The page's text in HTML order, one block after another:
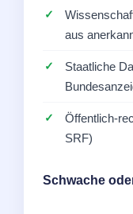
aus
Staatliche
Öffentlich-
SRF)
Schwache